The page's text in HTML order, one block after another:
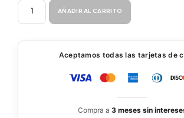
BABY
DOLL
AÑADIR AL CARRITO
Aceptamos todas las tarjetas de
Compra a 3 meses sin